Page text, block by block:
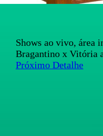
Shows ao vivo, área
Bragantino x Vitória
Próximo Detalhe